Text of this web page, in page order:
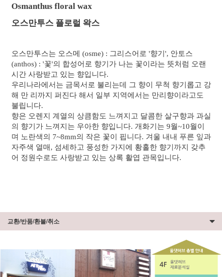
Osmanthus floral wax
오스만투스 플로럴 왁스
오스만투스는 오스메 (osme) : 그리스어로 '향기', 안토스
(anthos) : '꽃'의 합성어로 향기가 나는 꽃이라는 뜻처럼 오랜
시간 사랑받고 있는 향입니다.
우리나라에서는 금목서로 불리는데 그 향이 무척 향기롭고 강
해 만 리까지 퍼진다 해서 일부 지역에서는 만리향이라고도
불립니다.
향은 오렌지 계열의 상큼함도 느껴지고 달콤한 살구향과 과실
의 향기가 느껴지는 우아한 향입니다. 개화기는 9월~10월이
며 노란색의 7~8mm의 작은 꽃이 핍니다. 겨울 내내 푸른 잎과
자주색 열매, 섬세하고 풍성한 가지에 황홀한 향기까지 갖추
어 정원수로도 사랑받고 있는 상록 활엽 관목입니다.
교환/반품/환불/취소